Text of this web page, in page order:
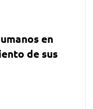
en
de sus